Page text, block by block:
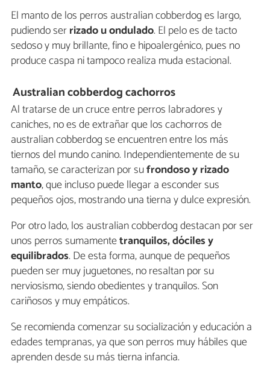
El manto de los perros australian cobberdog es largo,
pudiendo serrizado u ondulado. El pelo es de tacto
sedoso y muy brillante, fino e hipoalergénico, pues no
produce caspa ni tampoco realiza muda estacional.
Australian cobberdog cachorros
Al tratarse de un cruce entre perros labradores y
caniches, no es de extrañar que los cachorros de
australian cobberdog se encuentren entre los más
tiernos del mundo canino. Independientemente de su
tamaño, se caracterizan por sufrondoso y rizado
manto, que incluso puede llegar a esconder sus
pequeños ojos, mostrando una tierna y dulce expresión.
Por otro lado, los australian cobberdog destacan por ser
unos perros sumamentetranquilos, dóciles y
equilibrados. De esta forma, aunque de pequeños
pueden ser muy juguetones, no resaltan por su
nerviosismo, siendo obedientes y tranquilos. Son
cariñosos y muy empáticos.
Se recomienda comenzar su socialización y educación a
edades tempranas, ya que son perros muy hábiles que
aprenden desde su más tierna infancia.